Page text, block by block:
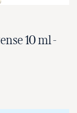
10 ml -